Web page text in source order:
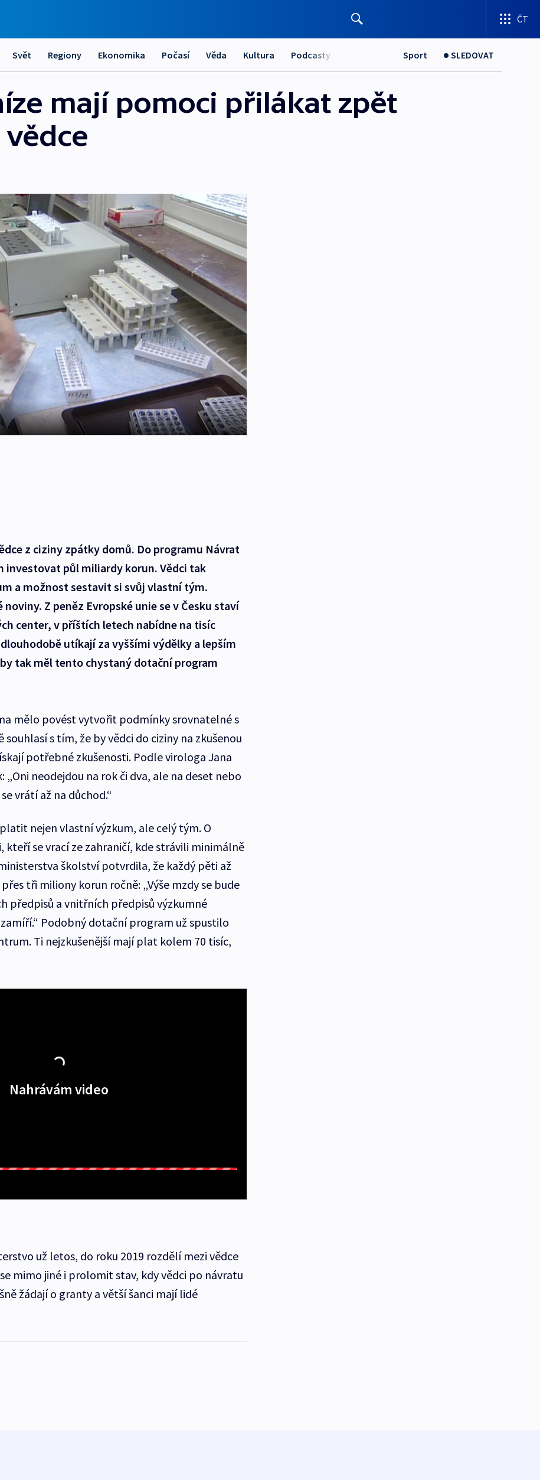
ČT
Svět Regiony Ekonomika Počasí Věda Kultura Podcasty Sport SLEDOVAT
mají pomoci přilákat zpět
vědce
z ciziny zpátky domů. Do programu Návrat
investovat půl miliardy korun. Vědci tak
a možnost sestavit si svůj vlastní tým.
Z peněz Evropské unie se v Česku staví
center, v příštích letech nabídne na tisíc
utíkají za vyššími výdělky a lepším
tak měl tento chystaný dotační program
mělo povést vytvořit podmínky srovnatelné s
s tím, že by vědci do ciziny na zkušenou
potřebné zkušenosti. Podle virologa Jana
„Oni neodejdou na rok či dva, ale na deset nebo
vrátí až na důchod.“
nejen vlastní výzkum, ale celý tým. O
kteří se vrací ze zahraničí, kde strávili minimálně
školství potvrdila, že každý pěti až
tři miliony korun ročně: „Výše mzdy se bude
předpisů a vnitřních předpisů výzkumné
Podobný dotační program už spustilo
Ti nejzkušenější mají plat kolem 70 tisíc,
Nahrávám video
už letos, do roku 2019 rozdělí mezi vědce
mimo jiné i prolomit stav, kdy vědci po návratu
žádají o granty a větší šanci mají lidé